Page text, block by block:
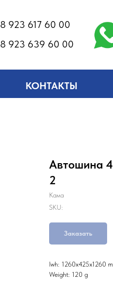
8 923 617 60 00
8 923 639 60 00
КОНТАКТЫ
Автошина
2
Кама
SKU:
Заказать
lwh: 1260x425x1260
Weight: 120 g